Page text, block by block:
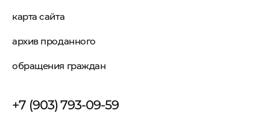
карта сайта
архив проданного
обращения граждан
+7 (903) 793-09-59